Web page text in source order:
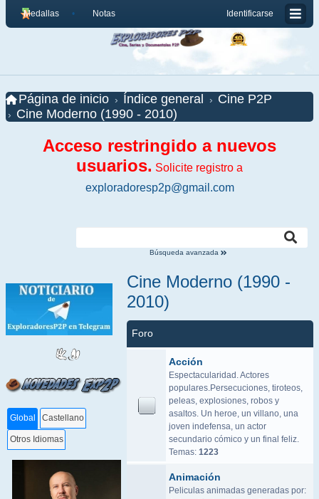
Identificarse
Medallas Notas
Página de inicio Índice general
Cine P2P
Cine Moderno (1990 - 2010)
Acceso restringido a nuevos
usuarios. Solicite registro a
exploradoresp2p@gmail.com
Búsqueda avanzada
Global Castellano
Otros Idiomas
Cine Moderno (1990 -
2010)
Foro
Acción
Espectacularidad. Actores
populares.Persecuciones, tiroteos,
peleas, explosiones, robos y
asaltos. Un heroe, un villano, una
joven indefensa, un actor
secundario cómico y un final feliz.
Temas: 1223
Animación
Peliculas animadas generadas por: